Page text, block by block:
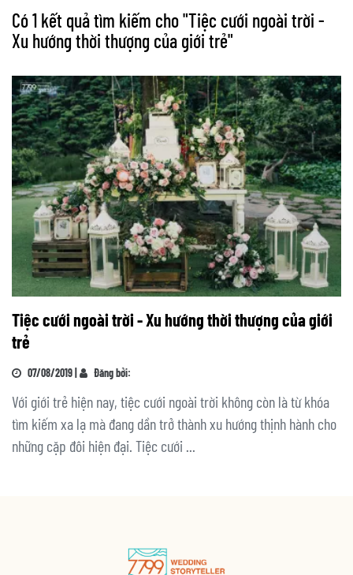
Có 1 kết quả tìm kiếm cho "Tiệc cưới ngoài trời -
Xu hướng thời thượng của giới trẻ"
Tiệc cưới ngoài trời - Xu hướng thời thượng của giới
trẻ
07/08/2019 | Đăng bởi:
Với giới trẻ hiện nay, tiệc cưới ngoài trời không còn là từ khóa
tìm kiếm xa lạ mà đang dần trở thành xu hướng thịnh hành cho
những cặp đôi hiện đại. Tiệc cưới ...